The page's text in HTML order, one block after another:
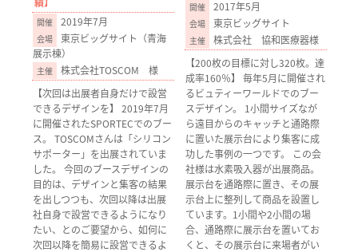
2019年7月
東京ビッグサイト（青海
展示棟）
株式会社TOSCOM 様
【次回は出展者自身だけで設営
できるデザインを】 2019年7月
に開催されたSPORTECでのブー
ス。 TOSCOMさんは「シリコン
サポーター」を出展されていま
した。 今回のブースデザインの
目的は、デザインと集客の結果
を出しつつも、次回以降は出展
社自身で設営できるようになり
たい、とのご要望から、如何に
次回以降を簡易に設営できるよ
2017年5月
東京ビッグサイト
株式会社 協和医療器様
【200枚の目標に対し320枚。達
成率160％】 毎年5月に開催され
るビュティーワールドでのブー
スデザイン。 1小間サイズなが
ら遠目からのキャッチと通路際
に置いた展示台により集客に成
功した事例の一つです。 この会
社様は水素吸入器が出展商品。
展示台を通路際に置き、その展
示台上に整列して商品を設置し
ています。1小間や2小間の場
合、通路際に展示台を置いてお
くと、その展示台に来場者がい